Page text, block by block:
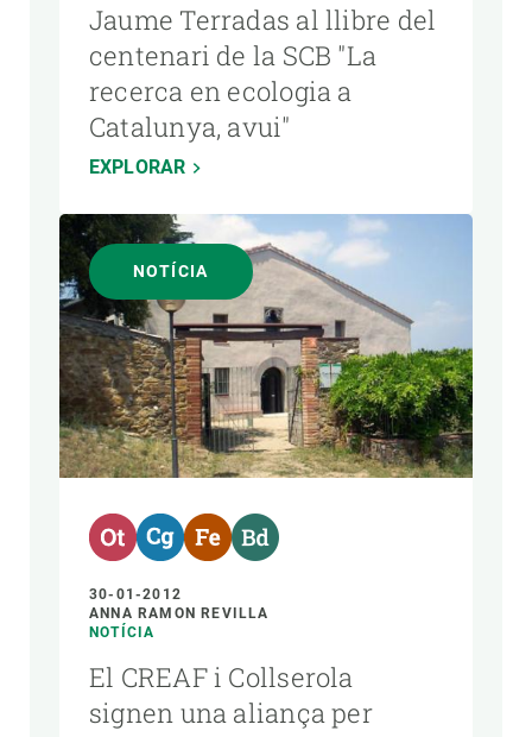
Jaume Terradas al llibre del
centenari de la SCB "La
recerca en ecologia a
Catalunya, avui"
EXPLORAR
NOTÍCIA
30-01-2012
ANNA RAMON REVILLA
NOTÍCIA
El CREAF i Collserola
signen una aliança per